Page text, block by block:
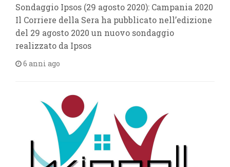
Sondaggio Ipsos (29 agosto 2020): Campania 2020
Il Corriere della Sera ha pubblicato nell’edizione
del 29 agosto 2020 un nuovo sondaggio
realizzato da Ipsos
6 anni ago